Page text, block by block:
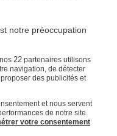
notre préoccupation
22partenaires utilisons
navigation, de détecter
des publicités et
et nous servent
de notre site.
votre consentement